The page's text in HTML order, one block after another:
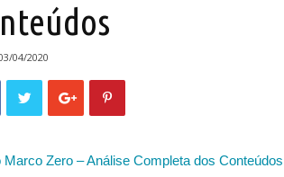
04/2020
Marco Zero – Análise Completa dos Conteúdos